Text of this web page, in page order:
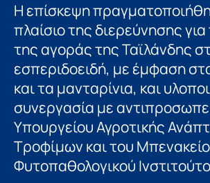
Η επίσκεψη
πλαίσιο της διερεύνησης
της αγοράς της Ταϊλάνδης
εσπεριδοειδή, με έμφαση
και τα μανταρίνια, και
συνεργασία με
Υπουργείου Αγροτικής
Τροφίμων και του
Φυτοπαθολογικού